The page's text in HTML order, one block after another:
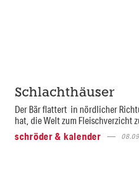
Schlachthäuser
Der Bär flattert in nördlicher
hat, die Welt zum Fleischverzicht
schröder & kalender